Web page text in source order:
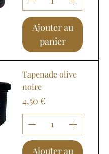
Ajouter au
panier
Tapenade olive
noire
Prix
4,50 €
Ajouter au